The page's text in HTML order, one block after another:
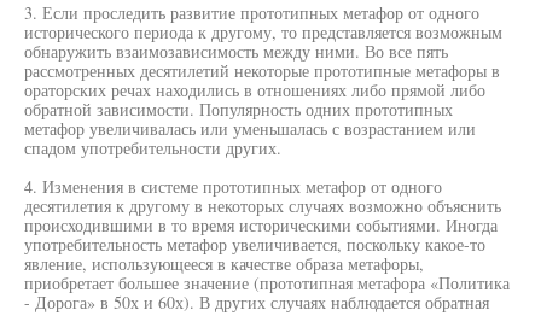
3. Если проследить развитие прототипных метафор от одного
исторического периода к другому, то представляется возможным
обнаружить взаимозависимость между ними. Во все пять
рассмотренных десятилетий некоторые прототипные метафоры в
ораторских речах находились в отношениях либо прямой либо
обратной зависимости. Популярность одних прототипных
метафор увеличивалась или уменьшалась с возрастанием или
спадом употребительности других.
4. Изменения в системе прототипных метафор от одного
десятилетия к другому в некоторых случаях возможно объяснить
происходившими в то время историческими событиями. Иногда
употребительность метафор увеличивается, поскольку какое-то
явление, использующееся в качестве образа метафоры,
приобретает большее значение (прототипная метафора «Политика
- Дорога» в 50х и 60х). В других случаях наблюдается обратная